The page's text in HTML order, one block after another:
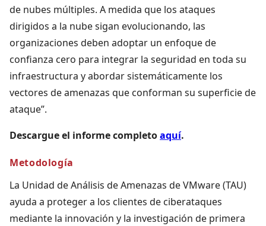
de nubes múltiples. A medida que los ataques
dirigidos a la nube sigan evolucionando, las
organizaciones deben adoptar un enfoque de
confianza cero para integrar la seguridad en toda su
infraestructura y abordar sistemáticamente los
vectores de amenazas que conforman su superficie de
ataque”.
Descargue el informe completoaquí.
Metodología
La Unidad de Análisis de Amenazas de VMware (TAU)
ayuda a proteger a los clientes de ciberataques
mediante la innovación y la investigación de primera